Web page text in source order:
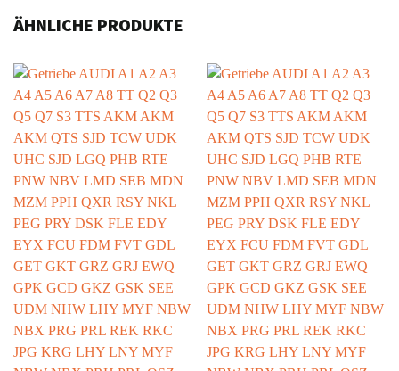
ÄHNLICHE PRODUKTE